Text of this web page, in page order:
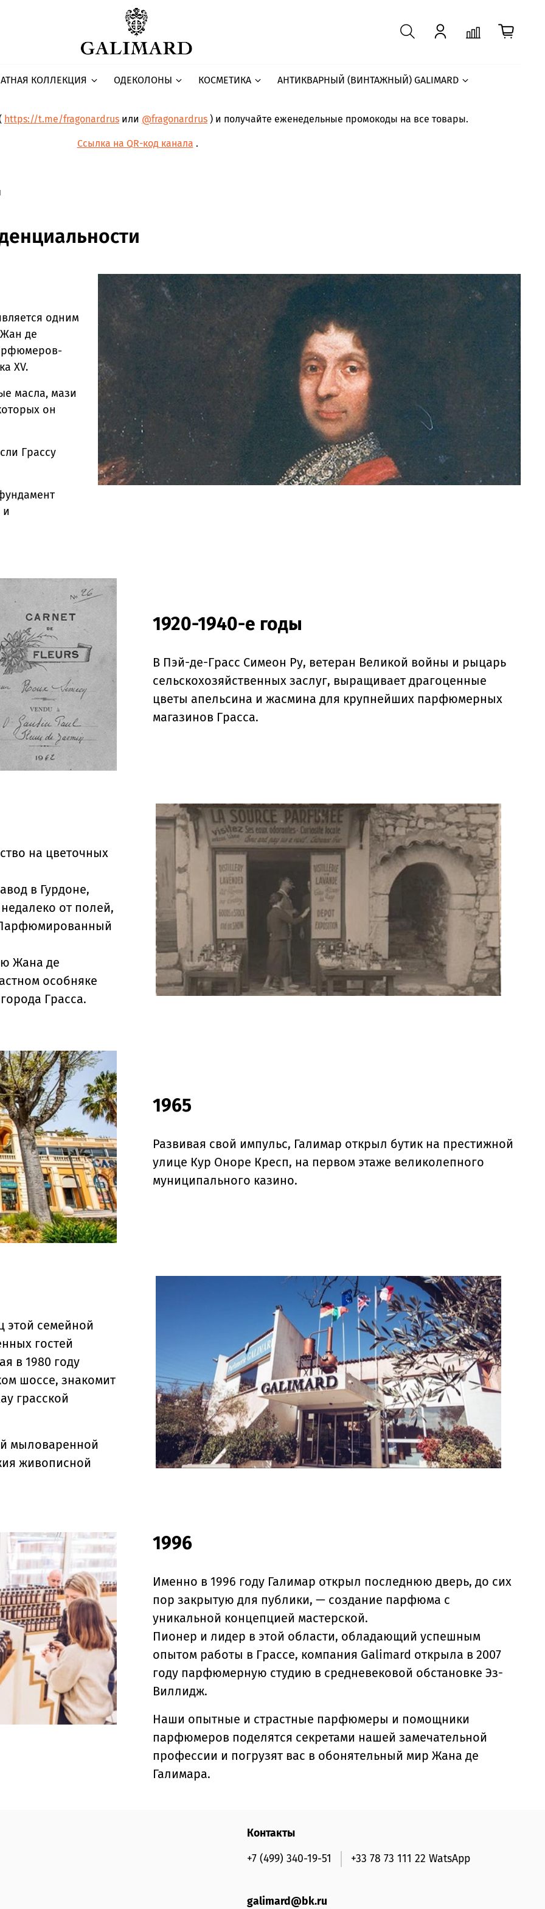
КОЛЛЕКЦИЯ ОДЕКОЛОНЫ КОСМЕТИКА АНТИКВАРНЫЙ (ВИНТАЖНЫЙ) GALIMARD
https://t.me/fragonardrus или @fragonardrus ) и получайте еженедельные промокоды на все товары.
Ссылка на QR-код канала .
одним
де
XV.
масла, мази
он
Грассу
и
1920-1940-е годы
В Пэй-де-Грасс Симеон Ру, ветеран Великой войны и рыцарь
сельскохозяйственных заслуг, выращивает драгоценные
цветы апельсина и жасмина для крупнейших парфюмерных
магазинов Грасса.
на цветочных
в Гурдоне,
от полей,
Жана де
особняке
Грасса.
1965
Развивая свой импульс, Галимар открыл бутик на престижной
улице Кур Оноре Кресп, на первом этаже великолепного
муниципального казино.
семейной
гостей
в 1980 году
шоссе, знакомит
грасской
мыловаренной
живописной
1996
Именно в 1996 году Галимар открыл последнюю дверь, до сих
пор закрытую для публики, — создание парфюма с
уникальной концепцией мастерской.
Пионер и лидер в этой области, обладающий успешным
опытом работы в Грассе, компания Galimard открыла в 2007
году парфюмерную студию в средневековой обстановке Эз-
Виллидж.
Наши опытные и страстные парфюмеры и помощники
парфюмеров поделятся секретами нашей замечательной
профессии и погрузят вас в обонятельный мир Жана де
Галимара.
Контакты
+7 (499) 340-19-51
+33 78 73 111 22 WatsApp
galimard@bk.ru